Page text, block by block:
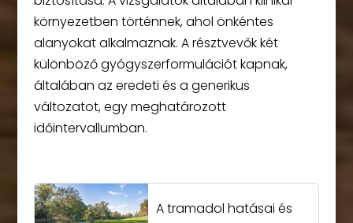
környezetben történnek, ahol önkéntes
alanyokat alkalmaznak. A résztvevők két
különböző gyógyszerformulációt kapnak,
általában az eredeti és a generikus
változatot, egy meghatározott
időintervallumban.
A tramadol hatásai és